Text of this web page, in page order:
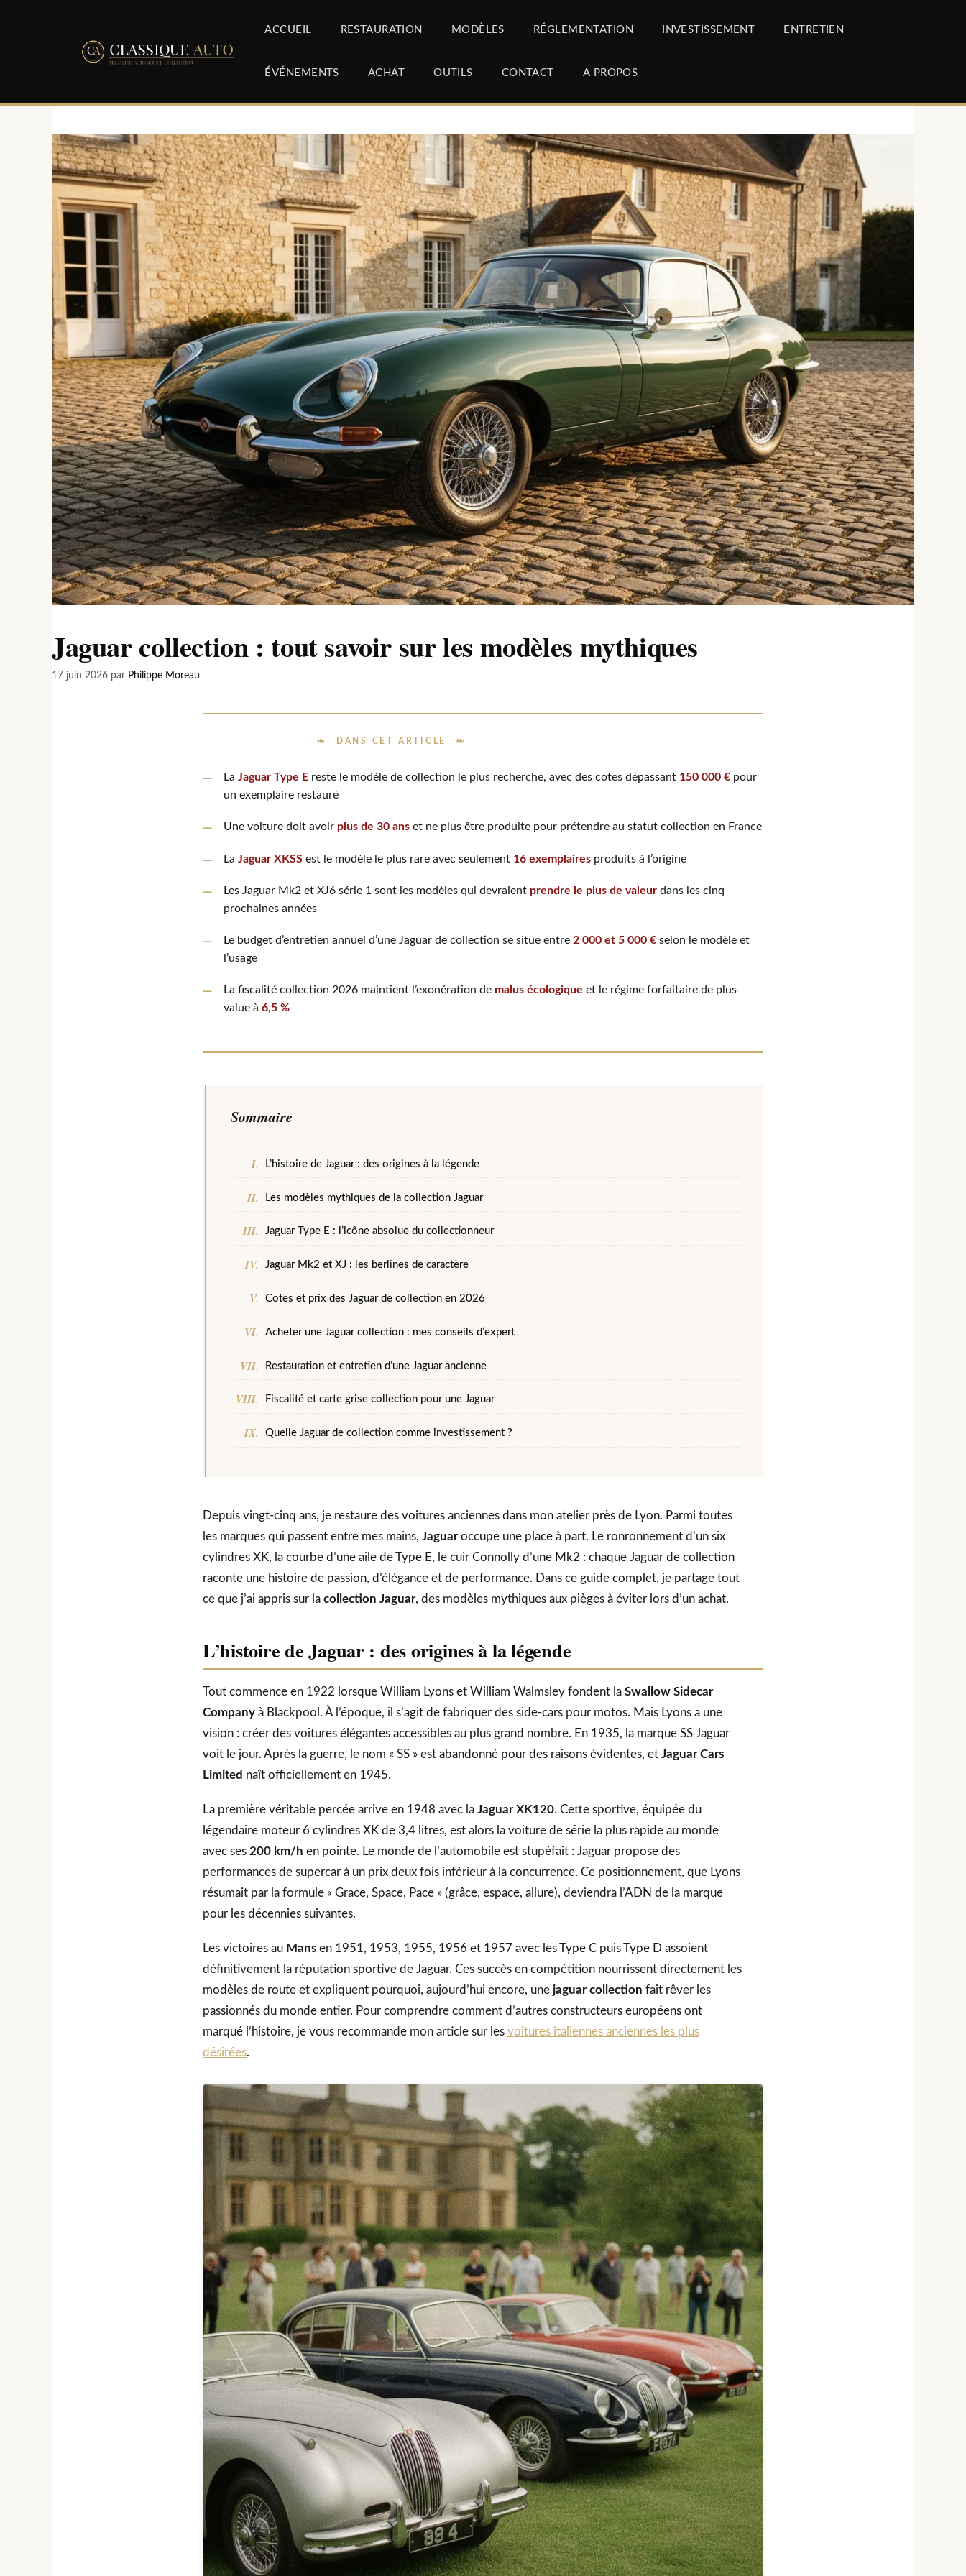
ACCUEIL RESTAURATION MODÈLES RÉGLEMENTATION INVESTISSEMENT ENTRETIEN
ÉVÉNEMENTS ACHAT OUTILS CONTACT A PROPOS
Jaguar collection : tout savoir sur les modèles mythiques
17 juin 2026 par Philippe Moreau
DANS CET ARTICLE
La Jaguar Type Ereste le modèle de collection le plus recherché, avec des cotes dépassant 150 000 €pour
un exemplaire restauré
Une voiture doit avoir plus de 30 anset ne plus être produite pour prétendre au statut collection en France
La Jaguar XKSSest le modèle le plus rare avec seulement 16 exemplairesproduits à l’origine
Les Jaguar Mk2 et XJ6 série 1 sont les modèles qui devraient prendre le plus de valeurdans les cinq
prochaines années
Le budget d’entretien annuel d’une Jaguar de collection se situe entre 2 000 et 5 000 €selon le modèle et
l’usage
La fiscalité collection 2026 maintient l’exonération de malus écologique et le régime forfaitaire de plus-
value à 6,5 %
Sommaire
L’histoire de Jaguar : des origines à la légende
Les modèles mythiques de la collection Jaguar
Jaguar Type E : l’icône absolue du collectionneur
Jaguar Mk2 et XJ : les berlines de caractère
Cotes et prix des Jaguar de collection en 2026
Acheter une Jaguar collection : mes conseils d’expert
Restauration et entretien d’une Jaguar ancienne
Fiscalité et carte grise collection pour une Jaguar
Quelle Jaguar de collection comme investissement ?
Depuis vingt-cinq ans, je restaure des voitures anciennes dans mon atelier près de Lyon. Parmi toutes
les marques qui passent entre mes mains, Jaguaroccupe une place à part. Le ronronnement d’un six
cylindres XK, la courbe d’une aile de Type E, le cuir Connolly d’une Mk2 : chaque Jaguar de collection
raconte une histoire de passion, d’élégance et de performance. Dans ce guide complet, je partage tout
ce que j’ai appris sur la collection Jaguar, des modèles mythiques aux pièges à éviter lors d’un achat.
L’histoire de Jaguar : des origines à la légende
Tout commence en 1922 lorsque William Lyons et William Walmsley fondent la Swallow Sidecar
Company à Blackpool. À l’époque, il s’agit de fabriquer des side-cars pour motos. Mais Lyons a une
vision : créer des voitures élégantes accessibles au plus grand nombre. En 1935, la marque SS Jaguar
voit le jour. Après la guerre, le nom « SS » est abandonné pour des raisons évidentes, et Jaguar Cars
Limited naît officiellement en 1945.
La première véritable percée arrive en 1948 avec la Jaguar XK120. Cette sportive, équipée du
légendaire moteur 6 cylindres XK de 3,4 litres, est alors la voiture de série la plus rapide au monde
avec ses 200 km/h en pointe. Le monde de l’automobile est stupéfait : Jaguar propose des
performances de supercar à un prix deux fois inférieur à la concurrence. Ce positionnement, que Lyons
résumait par la formule « Grace, Space, Pace » (grâce, espace, allure), deviendra l’ADN de la marque
pour les décennies suivantes.
Les victoires au Mans en 1951, 1953, 1955, 1956 et 1957 avec les Type C puis Type D assoient
définitivement la réputation sportive de Jaguar. Ces succès en compétition nourrissent directement les
modèles de route et expliquent pourquoi, aujourd’hui encore, une jaguar collection fait rêver les
passionnés du monde entier. Pour comprendre comment d’autres constructeurs européens ont
marqué l’histoire, je vous recommande mon article sur les voitures italiennes anciennes les plus
désirées.